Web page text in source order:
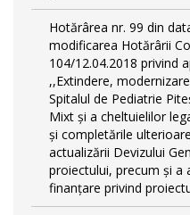
Hotărârea nr. 99 din
modificarea Hotărârii
104/12.04.2018 privind
,,Extindere,
Spitalul de Pediatrie
Mixt și a cheltuielilor
și completările
actualizării Devizului
proiectului, precum și a
finanțare privind